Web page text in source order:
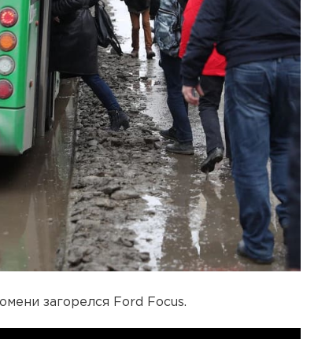
загорелся Ford Focus.